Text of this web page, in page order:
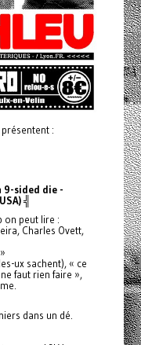
:
9-sided die -
╣
on peut lire :
Charles Ovett,
ux sachent), « ce
faut rien faire »,
dans un dé.